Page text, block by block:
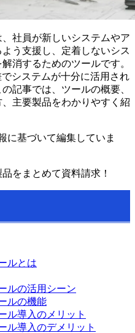
社員が新しいシステムやア
う支援し、定着しないシス
消するためのツールです。
システムが十分に活用され
記事では、ツールの概要、
主要製品をわかりやすく紹
に基づいて編集していま
をまとめて資料請求！
ルとは
ルの活用シーン
ルの機能
ル導入のメリット
ル導入のデメリット